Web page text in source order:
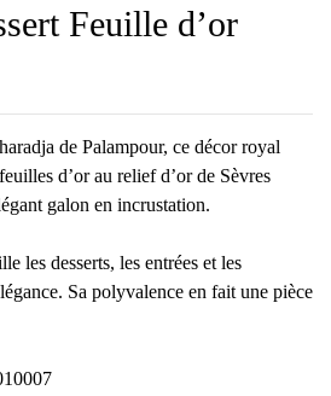
Feuille d’or
de Palampour, ce décor royal
d’or au relief d’or de Sèvres
galon en incrustation.
les desserts, les entrées et les
Sa polyvalence en fait une pièce